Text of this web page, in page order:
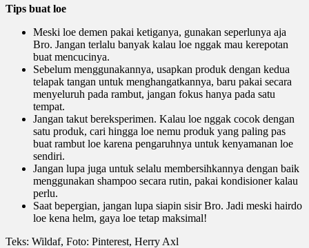
Tips buat loe
Meski loe demen pakai ketiganya, gunakan seperlunya aja
Bro. Jangan terlalu banyak kalau loe nggak mau kerepotan
buat mencucinya.
Sebelum menggunakannya, usapkan produk dengan kedua
telapak tangan untuk menghangatkannya, baru pakai secara
menyeluruh pada rambut, jangan fokus hanya pada satu
tempat.
Jangan takut bereksperimen. Kalau loe nggak cocok dengan
satu produk, cari hingga loe nemu produk yang paling pas
buat rambut loe karena pengaruhnya untuk kenyamanan loe
sendiri.
Jangan lupa juga untuk selalu membersihkannya dengan baik
menggunakan shampoo secara rutin, pakai kondisioner kalau
perlu.
Saat bepergian, jangan lupa siapin sisir Bro. Jadi meski hairdo
loe kena helm, gaya loe tetap maksimal!
Teks: Wildaf, Foto: Pinterest, Herry Axl